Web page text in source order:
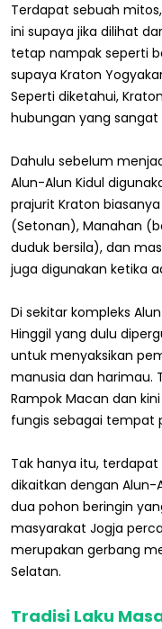
Terdapat sebuah
ini supaya jika dilihat
tetap nampak seperti
supaya Kraton
Seperti diketahui,
hubungan yang sangat
Dahulu sebelum
Alun-Alun Kidul
prajurit Kraton
(Setonan), Manahan
duduk bersila), dan
juga digunakan ketika
Di sekitar kompleks
Hinggil yang dulu
untuk menyaksikan
manusia dan harimau.
Rampok Macan dan
fungis sebagai tempat
Tak hanya itu,
dikaitkan dengan Alun-
dua pohon beringin
masyarakat Jogja
merupakan gerbang
Selatan.
Tradisi Laku